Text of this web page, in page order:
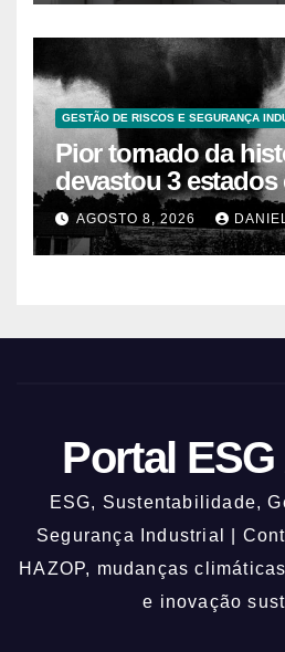
GESTÃO DE RISCOS E SEGURANÇA
Pior tornado da
devastou 3 estados
centenas de mortos
AGOSTO 8, 2026
Portal
ESG, Sustentabilidade,
Segurança Industrial |
HAZOP, mudanças
e inovação